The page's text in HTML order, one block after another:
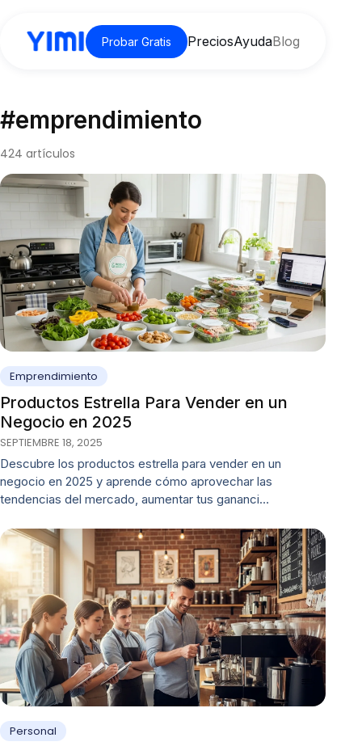
Probar Gratis PreciosAyudaBlog
#emprendimiento
424 artículos
Emprendimiento
Productos Estrella Para Vender en un
Negocio en 2025
SEPTIEMBRE 18, 2025
Descubre los productos estrella para vender en un
negocio en 2025 y aprende cómo aprovechar las
tendencias del mercado, aumentar tus gananci…
Personal